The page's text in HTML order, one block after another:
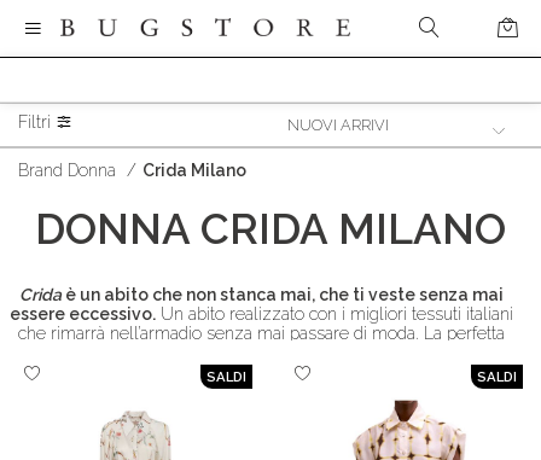
Filtri
Brand Donna / Crida Milano
DONNA CRIDA MILANO
Cridaè un abito che non stanca mai, che ti veste senza mai
essere eccessivo. Un abito realizzato con i migliori tessuti italiani
che rimarrà nell’armadio senza mai passare di moda. La perfetta
mattina alla sera.
SALDI SALDI